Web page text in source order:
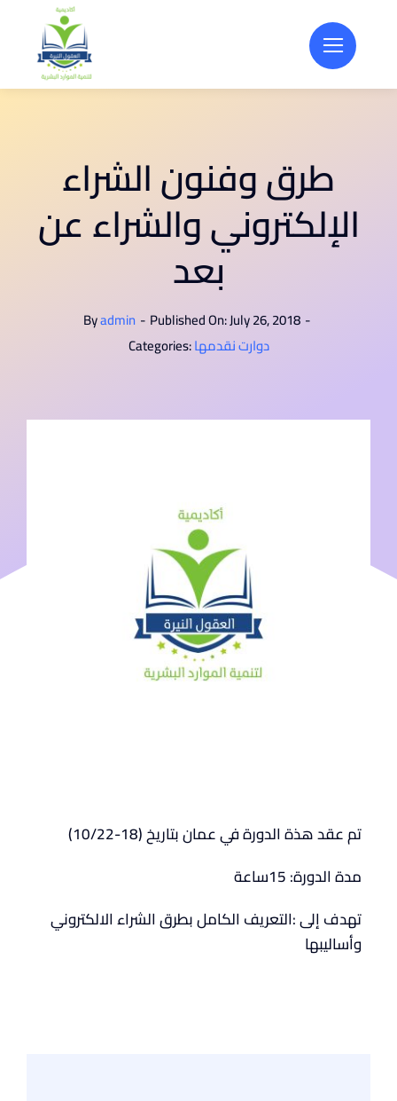
content
طرق وفنون الشراء
الإلكتروني والشراء عن
بعد
Byadmin - Published On: July 26, 2018 -
Categories:دوارت نقدمها
تم عقد هذة الدورة في عمان بتاريخ (18-10/22)
مدة الدورة: 15ساعة
تهدف إلى :التعريف الكامل بطرق الشراء الالكتروني
وأساليبها